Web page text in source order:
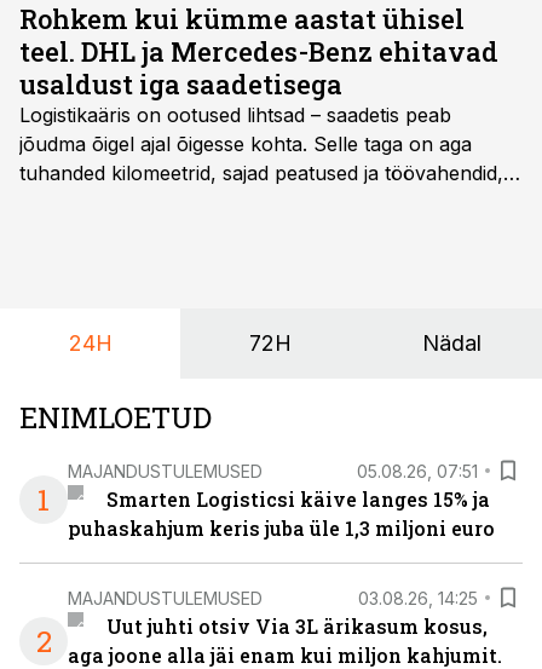
Rohkem kui kümme aastat ühisel
teel. DHL ja Mercedes-Benz ehitavad
usaldust iga saadetisega
Logistikaäris on ootused lihtsad – saadetis peab
jõudma õigel ajal õigesse kohta. Selle taga on aga
tuhanded kilomeetrid, sajad peatused ja töövahendid,
24H 72H Nädal
ENIMLOETUD
1
MAJANDUSTULEMUSED 05.08.26, 07:51
Smarten Logisticsi käive langes 15% ja
puhaskahjum keris juba üle 1,3 miljoni euro
2
MAJANDUSTULEMUSED 03.08.26, 14:25
Uut juhti otsiv Via 3L ärikasum kosus,
aga joone alla jäi enam kui miljon kahjumit.